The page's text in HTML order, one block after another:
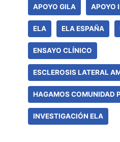
APOYO GILA APOYO
ELA ELA ESPAÑA
ENSAYO CLÍNICO
ESCLEROSIS LATERAL
HAGAMOS COMUNIDAD
INVESTIGACIÓN ELA